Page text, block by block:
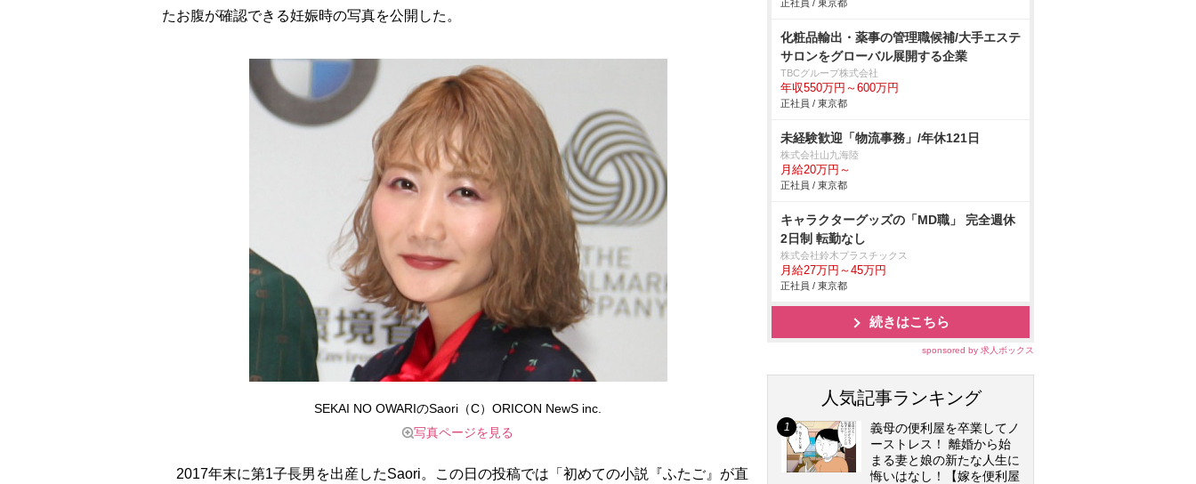
たお腹が確認できる妊娠時の写真を公開した。
SEKAI NO OWARIのSaori（C）ORICON NewS inc.
写真ページを見る
2017年末に第1子長男を出産したSaori。この日の投稿では「初めての小説『ふたご』が直
正社員 / 東京都
化粧品輸出・薬事の管理職候補/大手エステ
サロンをグローバル展開する企業
TBCグループ株式会社
年収550万円～600万円
正社員 / 東京都
未経験歓迎「物流事務」/年休121日
株式会社山九海陸
月給20万円～
正社員 / 東京都
キャラクターグッズの「MD職」 完全週休
2日制 転勤なし
株式会社鈴木プラスチックス
月給27万円～45万円
正社員 / 東京都
続きはこちら
sponsored by 求人ボックス
人気記事ランキング
義母の便利屋を卒業してノ
ーストレス！ 離婚から始
まる妻と娘の新たな人生に
悔いはなし！【嫁を便利屋